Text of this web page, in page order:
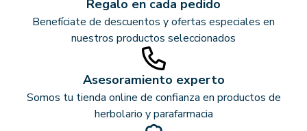
Regalo en cada pedido
Benefíciate de descuentos y ofertas especiales en
nuestros productos seleccionados
Asesoramiento experto
Somos tu tienda online de confianza en productos de
herbolario y parafarmacia